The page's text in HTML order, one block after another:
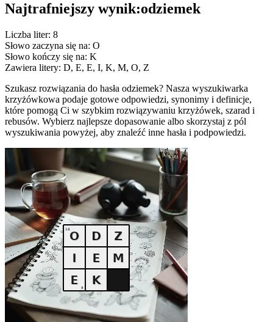
Najtrafniejszy wynik:odziemek
Liczba liter: 8
Słowo zaczyna się na: O
Słowo kończy się na: K
Zawiera litery: D, E, E, I, K, M, O, Z
Szukasz rozwiązania do hasła odziemek? Nasza wyszukiwarka
krzyżówkowa podaje gotowe odpowiedzi, synonimy i definicje,
które pomogą Ci w szybkim rozwiązywaniu krzyżówek, szarad i
rebusów. Wybierz najlepsze dopasowanie albo skorzystaj z pól
wyszukiwania powyżej, aby znaleźć inne hasła i podpowiedzi.